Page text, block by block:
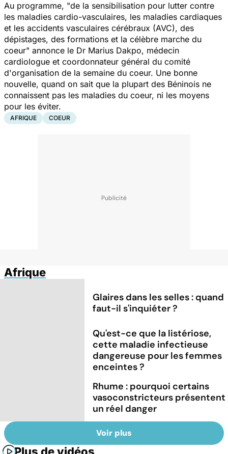
Au programme, "de la sensibilisation pour lutter contre
les maladies cardio-vasculaires, les maladies cardiaques
et les accidents vasculaires cérébraux (AVC), des
dépistages, des formations et la célèbre marche du
coeur" annonce le Dr Marius Dakpo, médecin
cardiologue et coordonnateur général du comité
d'organisation de la semaine du coeur. Une bonne
nouvelle, quand on sait que la plupart des Béninois ne
connaissent pas les maladies du coeur, ni les moyens
pour les éviter.
AFRIQUE COEUR
Afrique
Glaires dans les selles : quand
faut-il s'inquiéter ?
Qu'est-ce que la listériose,
cette maladie infectieuse
dangereuse pour les femmes
enceintes ?
Rhume : pourquoi certains
vasoconstricteurs présentent
un réel danger
Voir plus